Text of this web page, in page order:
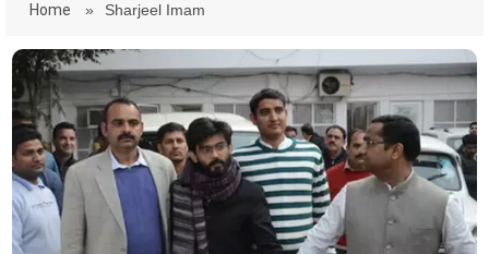
Home » Sharjeel Imam